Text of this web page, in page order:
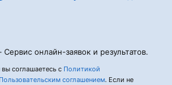
Сервис онлайн-заявок и результатов.
соглашаетесь с Политикой
соглашением. Если не